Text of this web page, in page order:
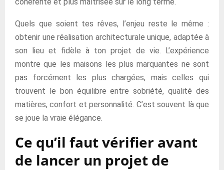
Quels que soient tes rêves, l’enjeu reste le même :
obtenir une réalisation architecturale unique, adaptée à
son lieu et fidèle à ton projet de vie. L’expérience
montre que les maisons les plus marquantes ne sont
pas forcément les plus chargées, mais celles qui
trouvent le bon équilibre entre sobriété, qualité des
matières, confort et personnalité. C’est souvent là que
se joue la vraie élégance.
Ce qu’il faut vérifier avant
de lancer un projet de